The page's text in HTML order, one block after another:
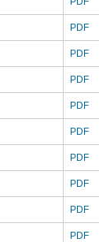
PDF
PDF
PDF
PDF
PDF
PDF
PDF
PDF
PDF